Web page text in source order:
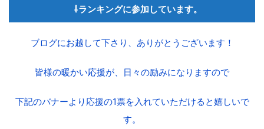
⇩ランキングに参加しています。
ブログにお越して下さり、ありがとうございます！
皆様の暖かい応援が、日々の励みになりますので
下記のバナーより応援の1票を入れていただけると嬉しいで
す。